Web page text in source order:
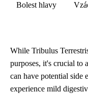
Bolest hlavy
While Tribulus
purposes, it's crucial to
can have potential side
experience mild